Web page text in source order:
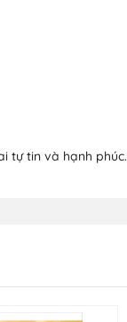
tự tin và hạnh phúc.